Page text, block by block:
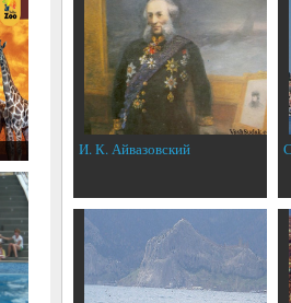
И. К. Айвазовский